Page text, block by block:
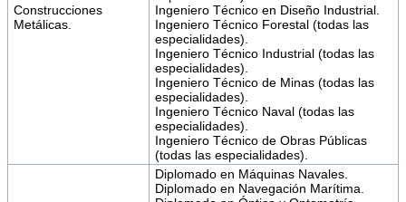
Construcciones
Metálicas.
Ingeniero Técnico en Diseño Industrial.
Ingeniero Técnico Forestal (todas las
especialidades).
Ingeniero Técnico Industrial (todas las
especialidades).
Ingeniero Técnico de Minas (todas las
especialidades).
Ingeniero Técnico Naval (todas las
especialidades).
Ingeniero Técnico de Obras Públicas
(todas las especialidades).
Diplomado en Máquinas Navales.
Diplomado en Navegación Marítima.